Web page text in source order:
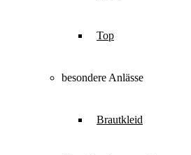
Top
besondere Anlässe
Brautkleid